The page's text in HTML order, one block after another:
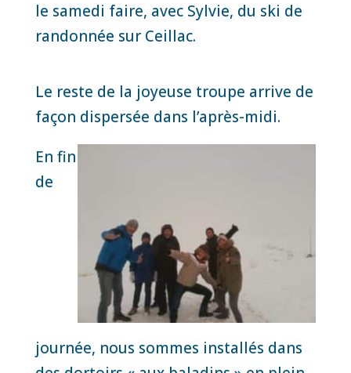
le samedi faire, avec Sylvie, du ski de
randonnée sur Ceillac.
Le reste de la joyeuse troupe arrive de
façon dispersée dans l’après-midi.
En fin
de
journée, nous sommes installés dans